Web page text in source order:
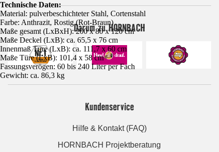
Technische Daten:
Material: pulverbeschichteter Stahl, Cortenstahl
Farbe: Anthrazit, Rostig (Rot-Braun)
Maße gesamt (LxBxH): 200 x 80 x 120 cm
Maße Deckel (LxB): ca. 65,5 x 76 cm
Innenmaß Türe (LxB): ca. 111,7 x 60 cm
Maße Türe (LxB): 101,4 x 58 cm
Fassungsverögen: 60 bis 240 Liter per Fach
Gewicht: ca. 86,3 kg
Darum zu HORNBACH
Kundenservice
Hilfe & Kontakt (FAQ)
HORNBACH Projektberatung